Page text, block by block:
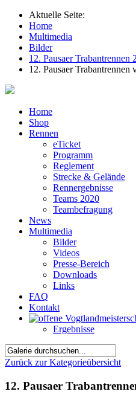
Aktuelle Seite:
Home
Multimedia
Bilder
12. Pausaer Trabantrennen
12. Pausaer
Home
Shop
Rennen
eTicket
Programm
Reglement
Strecke & Gelände
Rennergebnisse
Teams 2020
Teambefragung
News
Multimedia
Bilder
Videos
Presse-Bereich
Downloads
Links
FAQ
Kontakt
Ergebnisse
Zurück zur Kategorieübersicht
12. Pausaer